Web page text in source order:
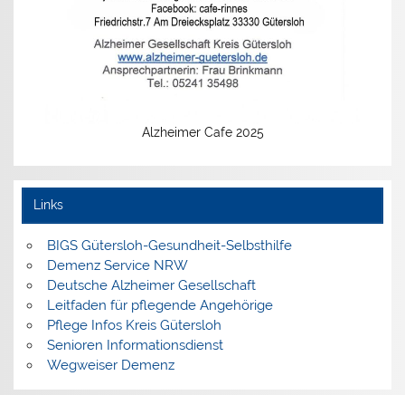
Alzheimer Cafe 2025
Links
BIGS Gütersloh-Gesundheit-Selbsthilfe
Demenz Service NRW
Deutsche Alzheimer Gesellschaft
Leitfaden für pflegende Angehörige
Pflege Infos Kreis Gütersloh
Senioren Informationsdienst
Wegweiser Demenz